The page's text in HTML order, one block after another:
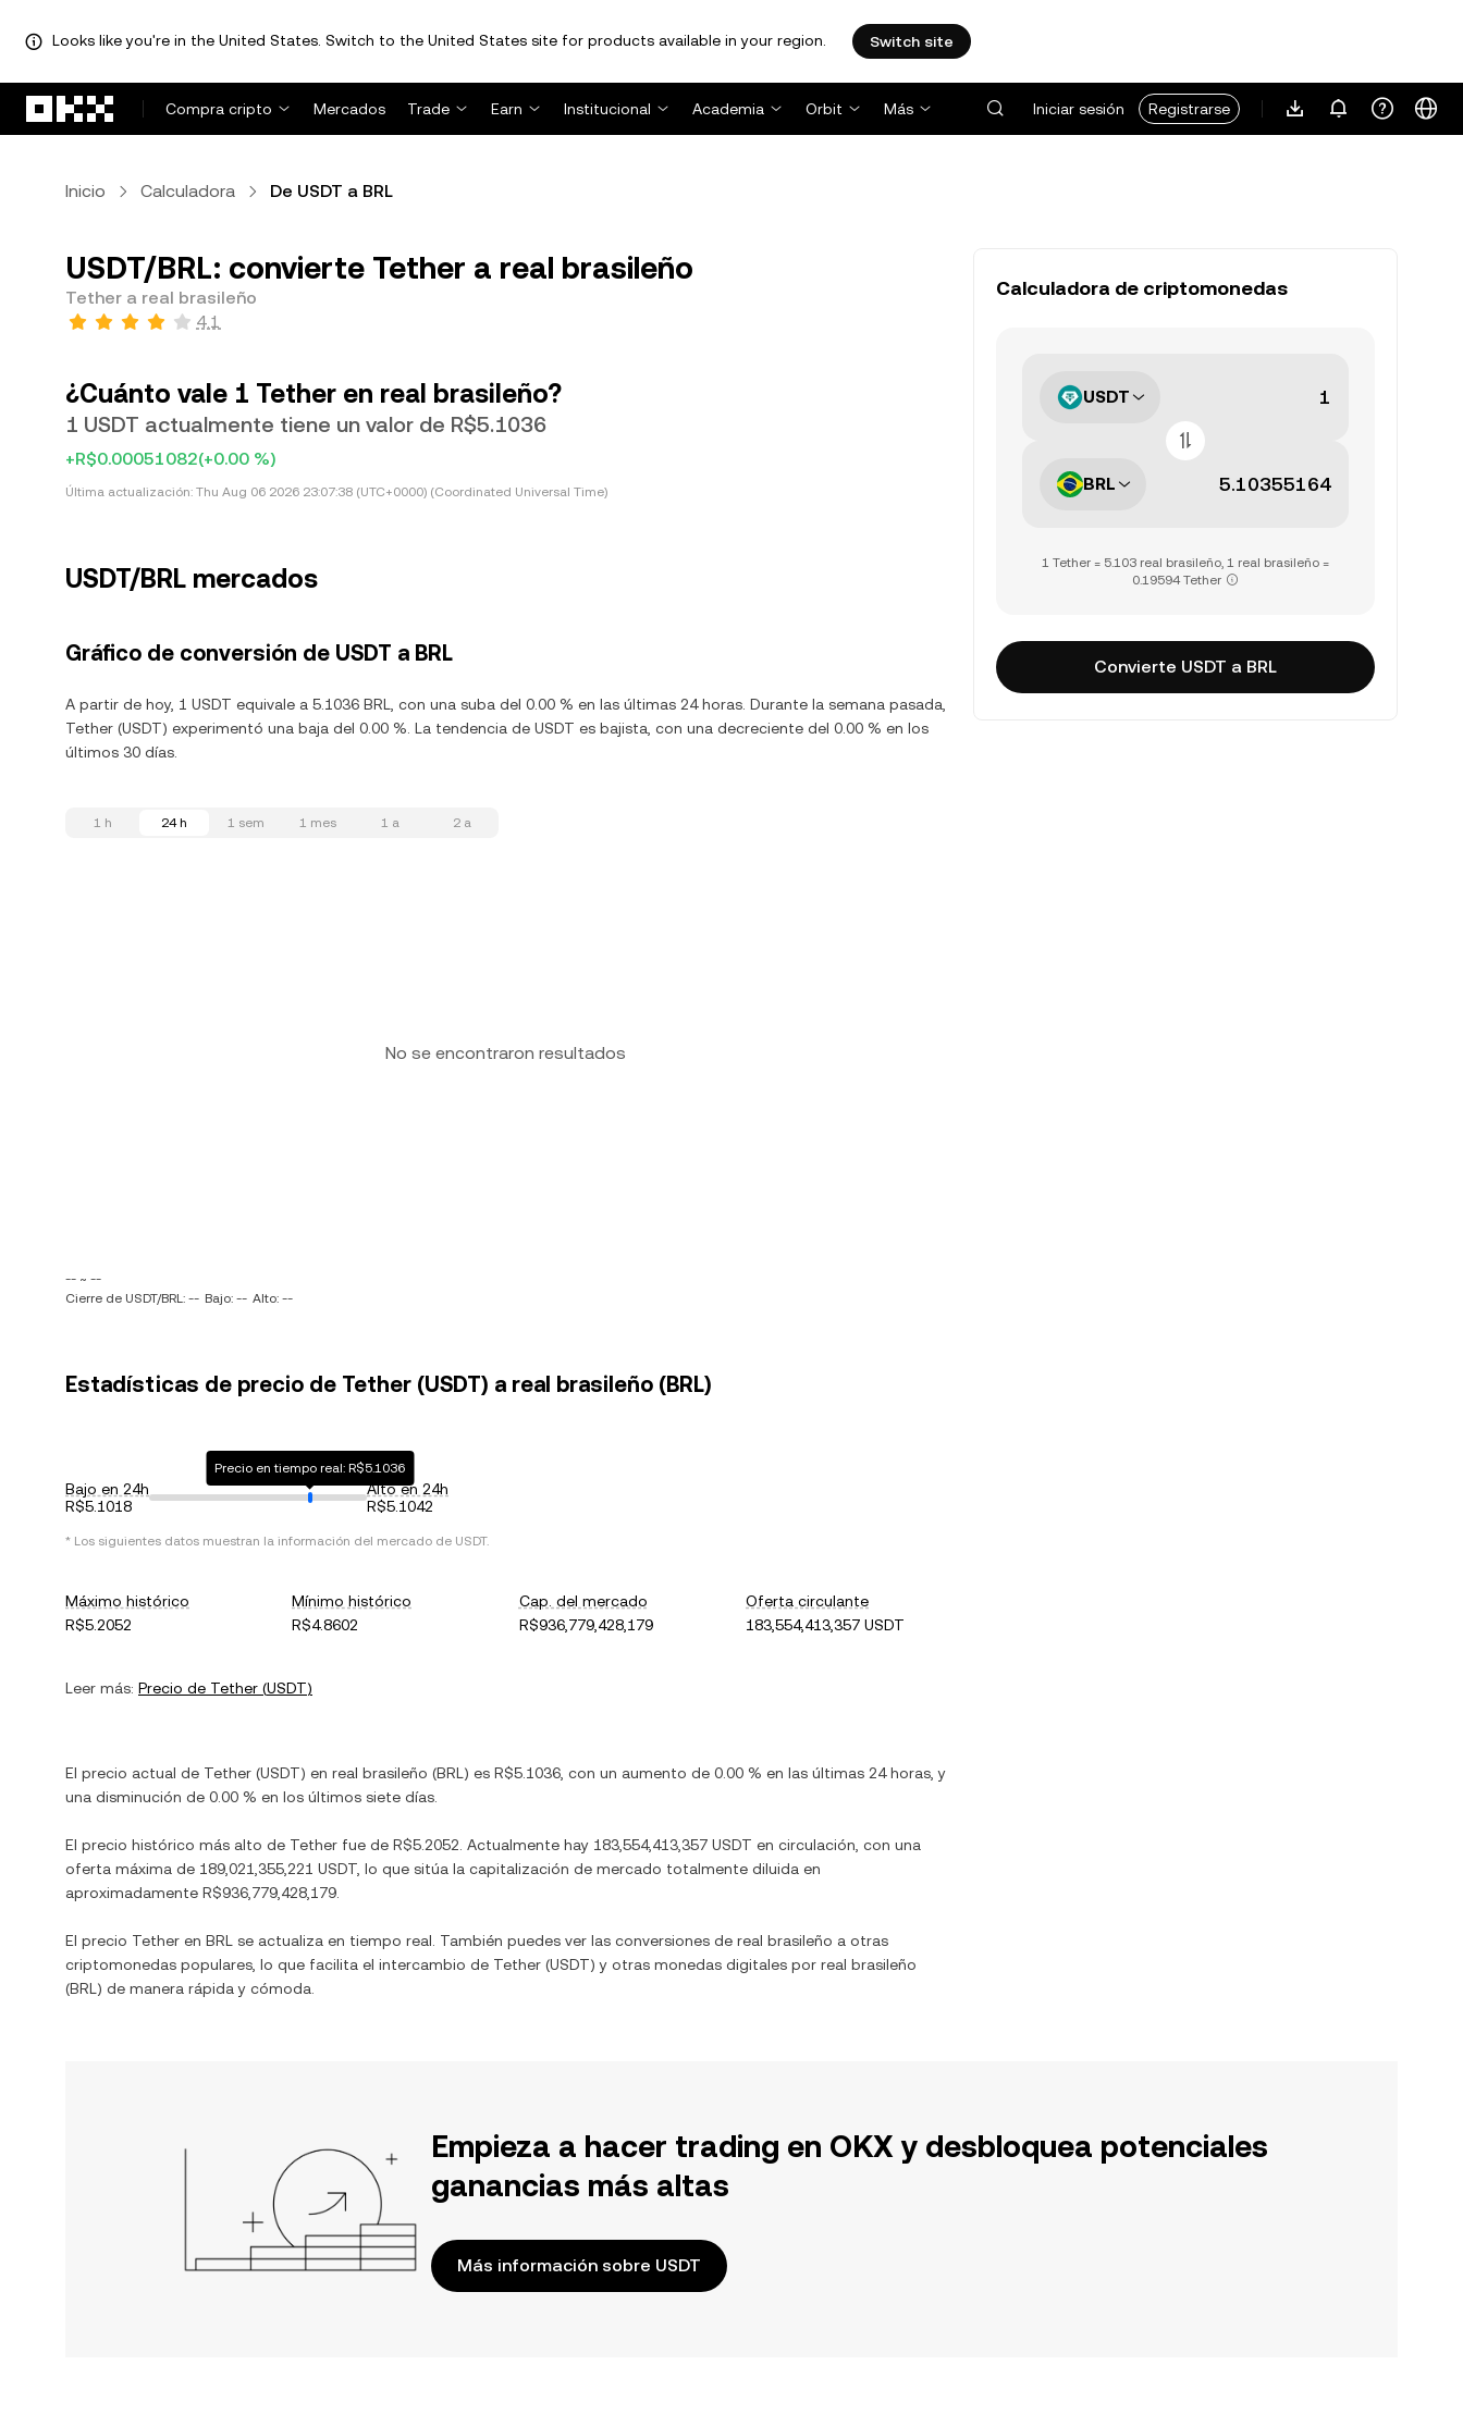
Looks like you're in the United States. Switch to the United States site for products available in your region. Switch site
Compra cripto
Mercados Trade Earn Institucional Academia Orbit Más Iniciar sesión Registrarse
Inicio Calculadora De USDT a BRL
USDT/BRL: convierte Tether a real brasileño
Tether a real brasileño
4.1
¿Cuánto vale 1 Tether en real brasileño?
1 USDT actualmente tiene un valor de R$5.1036
+R$0.00051082(+0.00 %)
Última actualización: Thu Aug 06 2026 23:07:38 (UTC+0000) (Coordinated Universal Time)
USDT/BRL mercados
Gráfico de conversión de USDT a BRL
A partir de hoy, 1 USDT equivale a 5.1036 BRL, con una suba del 0.00 % en las últimas 24 horas. Durante la semana pasada,
Tether (USDT) experimentó una baja del 0.00 %. La tendencia de USDT es bajista, con una decreciente del 0.00 % en los
últimos 30 días.
1 h 24 h 1 sem 1 mes 1 a 2 a
No se encontraron resultados
-- ~ --
Cierre de USDT/BRL: -- Bajo: -- Alto: --
Estadísticas de precio de Tether (USDT) a real brasileño (BRL)
Bajo en 24h
R$5.1018
Precio en tiempo real: R$5.1036
Alto en 24h
R$5.1042
* Los siguientes datos muestran la información del mercado de USDT.
Máximo histórico
R$5.2052
Mínimo histórico
R$4.8602
Cap. del mercado
R$936,779,428,179
Oferta circulante
183,554,413,357 USDT
Leer más: Precio de Tether (USDT)
El precio actual de Tether (USDT) en real brasileño (BRL ) es R$5.1036 , con un aumento de 0.00 % en las últimas 24 horas, y
una disminución de 0.00 % en los últimos siete días.
El precio histórico más alto de Tether fue de R$5.2052 . Actualmente hay 183,554,413,357 USDT en circulación, con una
oferta máxima de 189,021,355,221 USDT , lo que sitúa la capitalización de mercado totalmente diluida en
aproximadamente R$936,779,428,179
El precio Tether en BRL se actualiza en tiempo real. También puedes ver las conversiones de real brasileño a otras
criptomonedas populares, lo que facilita el intercambio de Tether (USDT) y otras monedas digitales por real brasileño
(BRL ) de manera rápida y cómoda.
Calculadora de criptomonedas
USDT
BRL
1 Tether = 5.103 real brasileño, 1 real brasileño =
0.19594 Tether
Convierte USDT a BRL
Empieza a hacer trading en OKX y desbloquea potenciales
ganancias más altas
Más información sobre USDT